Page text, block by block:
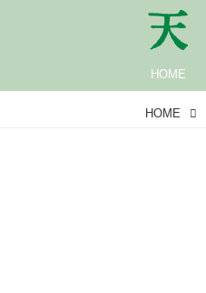
HOME
HOME